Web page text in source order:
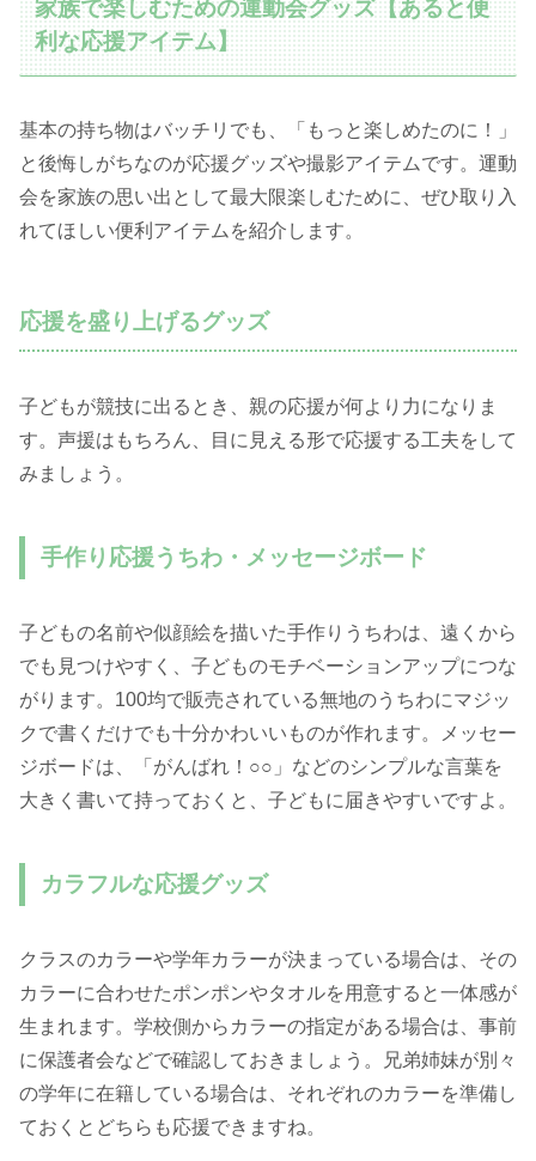
家族で楽しむための運動会グッズ【あると便
利な応援アイテム】
基本の持ち物はバッチリでも、「もっと楽しめたのに！」
と後悔しがちなのが応援グッズや撮影アイテムです。運動
会を家族の思い出として最大限楽しむために、ぜひ取り入
れてほしい便利アイテムを紹介します。
応援を盛り上げるグッズ
子どもが競技に出るとき、親の応援が何より力になりま
す。声援はもちろん、目に見える形で応援する工夫をして
みましょう。
手作り応援うちわ・メッセージボード
子どもの名前や似顔絵を描いた手作りうちわは、遠くから
でも見つけやすく、子どものモチベーションアップにつな
がります。100均で販売されている無地のうちわにマジッ
クで書くだけでも十分かわいいものが作れます。メッセー
ジボードは、「がんばれ！○○」などのシンプルな言葉を
大きく書いて持っておくと、子どもに届きやすいですよ。
カラフルな応援グッズ
クラスのカラーや学年カラーが決まっている場合は、その
カラーに合わせたポンポンやタオルを用意すると一体感が
生まれます。学校側からカラーの指定がある場合は、事前
に保護者会などで確認しておきましょう。兄弟姉妹が別々
の学年に在籍している場合は、それぞれのカラーを準備し
ておくとどちらも応援できますね。